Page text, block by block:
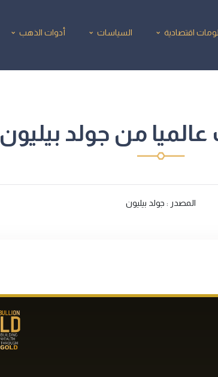
اقتصادية السياسات أدوات الذهب
من جولد بيليون21/2/2026
المصدر : جولد بيليون